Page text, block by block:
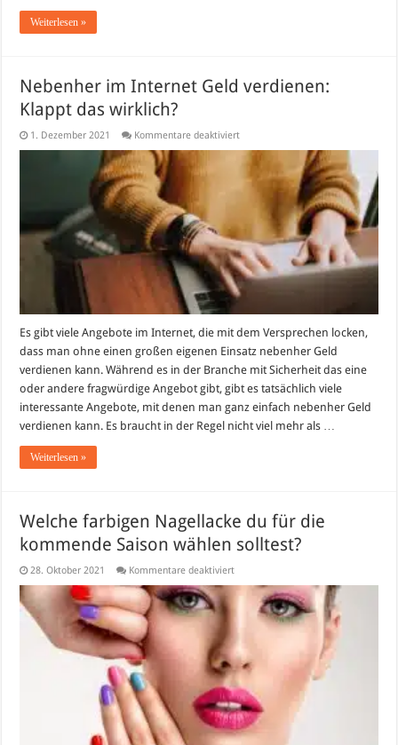
Weiterlesen »
Nebenher im Internet Geld verdienen:
Klappt das wirklich?
1. Dezember 2021 Kommentare deaktiviertfür
Internet
Geld
Es gibt viele Angebote im Internet, die mit dem Versprechen locken,
dass man ohne einen großen eigenen Einsatz nebenher Geld
verdienen kann. Während es in der Branche mit Sicherheit das eine
oder andere fragwürdige Angebot gibt, gibt es tatsächlich viele
interessante Angebote, mit denen man ganz einfach nebenher Geld
verdienen kann. Es braucht in der Regel nicht viel mehr als …
Weiterlesen »
Welche farbigen Nagellacke du für die
kommende Saison wählen solltest?
28. Oktober 2021 Kommentare deaktiviertfür
farbigen
Nagellacke
Saison
wählen
solltest?